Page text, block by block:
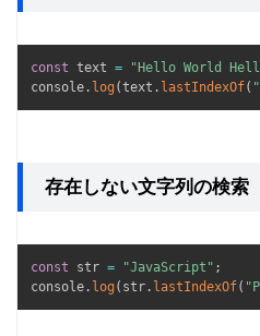
const text = "Hello World
console . log (text . lastIndexOf(
存在しない文字列の検索
const str = "JavaScript" ;
console . log ( str . lastIndexOf(